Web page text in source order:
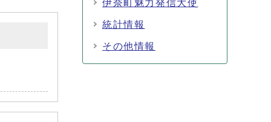
伊奈町魅力発信大使
統計情報
その他情報